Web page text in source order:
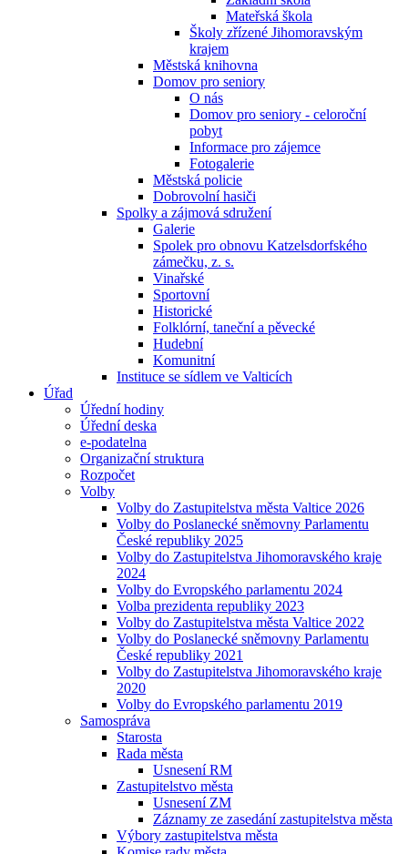
Mateřská škola
Školy zřízené Jihomoravským
krajem
Městská knihovna
Domov pro seniory
O nás
Domov pro seniory - celoroční
pobyt
Informace pro zájemce
Fotogalerie
Městská policie
Dobrovolní hasiči
Spolky a zájmová sdružení
Galerie
Spolek pro obnovu Katzelsdorfského
zámečku, z. s.
Vinařské
Sportovní
Historické
Folklórní, taneční a pěvecké
Hudební
Komunitní
Instituce se sídlem ve Valticích
Úřad
Úřední hodiny
Úřední deska
e-podatelna
Organizační struktura
Rozpočet
Volby
Volby do Zastupitelstva města Valtice 2026
Volby do Poslanecké sněmovny Parlamentu
České republiky 2025
Volby do Zastupitelstva Jihomoravského kraje
2024
Volby do Evropského parlamentu 2024
Volba prezidenta republiky 2023
Volby do Zastupitelstva města Valtice 2022
Volby do Poslanecké sněmovny Parlamentu
České republiky 2021
Volby do Zastupitelstva Jihomoravského kraje
2020
Volby do Evropského parlamentu 2019
Samospráva
Starosta
Rada města
Usnesení RM
Zastupitelstvo města
Usnesení ZM
Záznamy ze zasedání zastupitelstva města
Výbory zastupitelstva města